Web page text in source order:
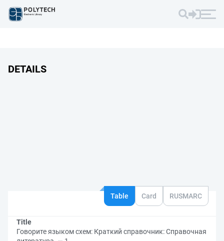
DETAILS
Table Card RUSMARC
Title
Говорите языком схем: Краткий справочник: Справочная